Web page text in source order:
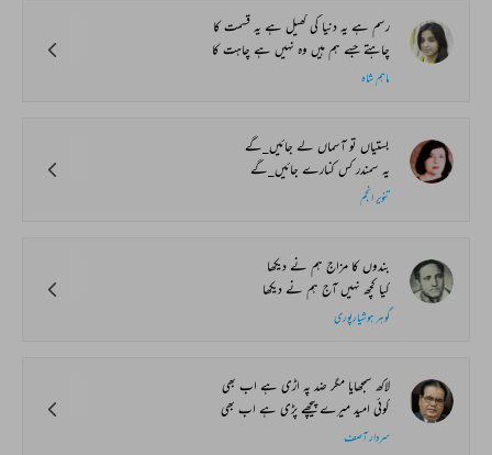
رسم ہے یہ دنیا کی کھیل ہے یہ قسمت کا
چاہتے جسے ہم ہیں وہ نہیں ہے چاہت کا
ماہم شاہ
بستیاں تو آسماں لے جائیں_گے
یہ سمندر کس کنارے جائیں_گے
تنویر انجم
بندوں کا مزاج ہم نے دیکھا
کیا کچھ نہیں آج ہم نے دیکھا
گوہر ہوشیارپوری
لاکھ سمجھایا مگر ضد پہ اڑی ہے اب بھی
کوئی امید میرے پیچھے پڑی ہے اب بھی
سردار آصف